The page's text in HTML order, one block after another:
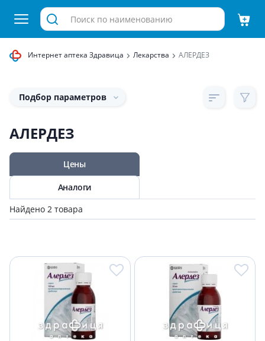
Интернет аптека Здравица Лекарства АЛЕРДЕЗ
Подбор параметров
АЛЕРДЕЗ
Цены
Аналоги
Найдено 2 товара